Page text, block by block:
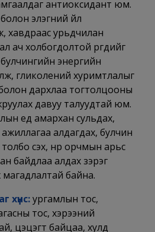
антиоксидант юм.
элэгний үйл
хавдраас урьдчилан
ач холбогдолтой үүргүүдийг
булчингийн энергийн
гликолений хуримтлалыг
болон дархлаа тогтолцооны
давуу талуудтай юм.
үед амархан сульдах,
алдагдах, булчин
үүсэх, нүүр орчмын арьс
байдлаа алдах зэрэг
байна.
хүнс:ургамлын тос,
тос, хэрээний
цэцэгт байцаа, хулд